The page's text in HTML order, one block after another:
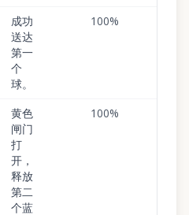
成功
送达
第一
个
球。
100%
黄色
闸门
打
开，
释放
第二
个蓝
100%